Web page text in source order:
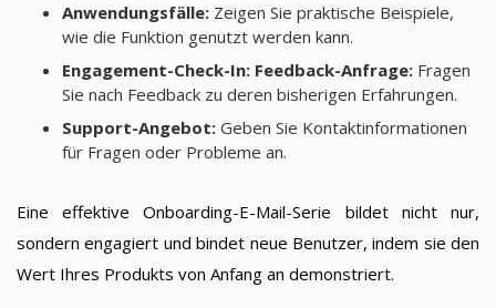
Anwendungsfälle:Zeigen Sie praktische Beispiele,
wie die Funktion genutzt werden kann.
Engagement-Check-In: Feedback-Anfrage:Fragen
Sie nach Feedback zu deren bisherigen Erfahrungen.
Support-Angebot:Geben Sie Kontaktinformationen
für Fragen oder Probleme an.
Eine effektive Onboarding-E-Mail-Serie bildet nicht nur,
sondern engagiert und bindet neue Benutzer, indem sie den
Wert Ihres Produkts von Anfang an demonstriert.